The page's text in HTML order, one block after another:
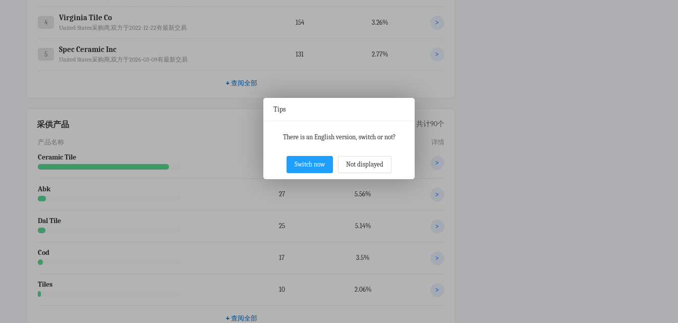
4
Virginia Tile Co
United States采购商,双方于2022-12-22有最新交易
154 3.26% >
5
Spec Ceramic Inc
United States采购商,双方于2026-03-09有最新交易
131 2.77% >
+ 查阅全部
采供产品 共计90个
产品名称 占比 详情
Ceramic Tile
91.98% >
Abk
27 5.56% >
Dal Tile
25 5.14% >
Cod
17 3.5% >
Tiles
10 2.06% >
+ 查阅全部
Tips
There is an English version, switch or not?
Switch now Not displayed